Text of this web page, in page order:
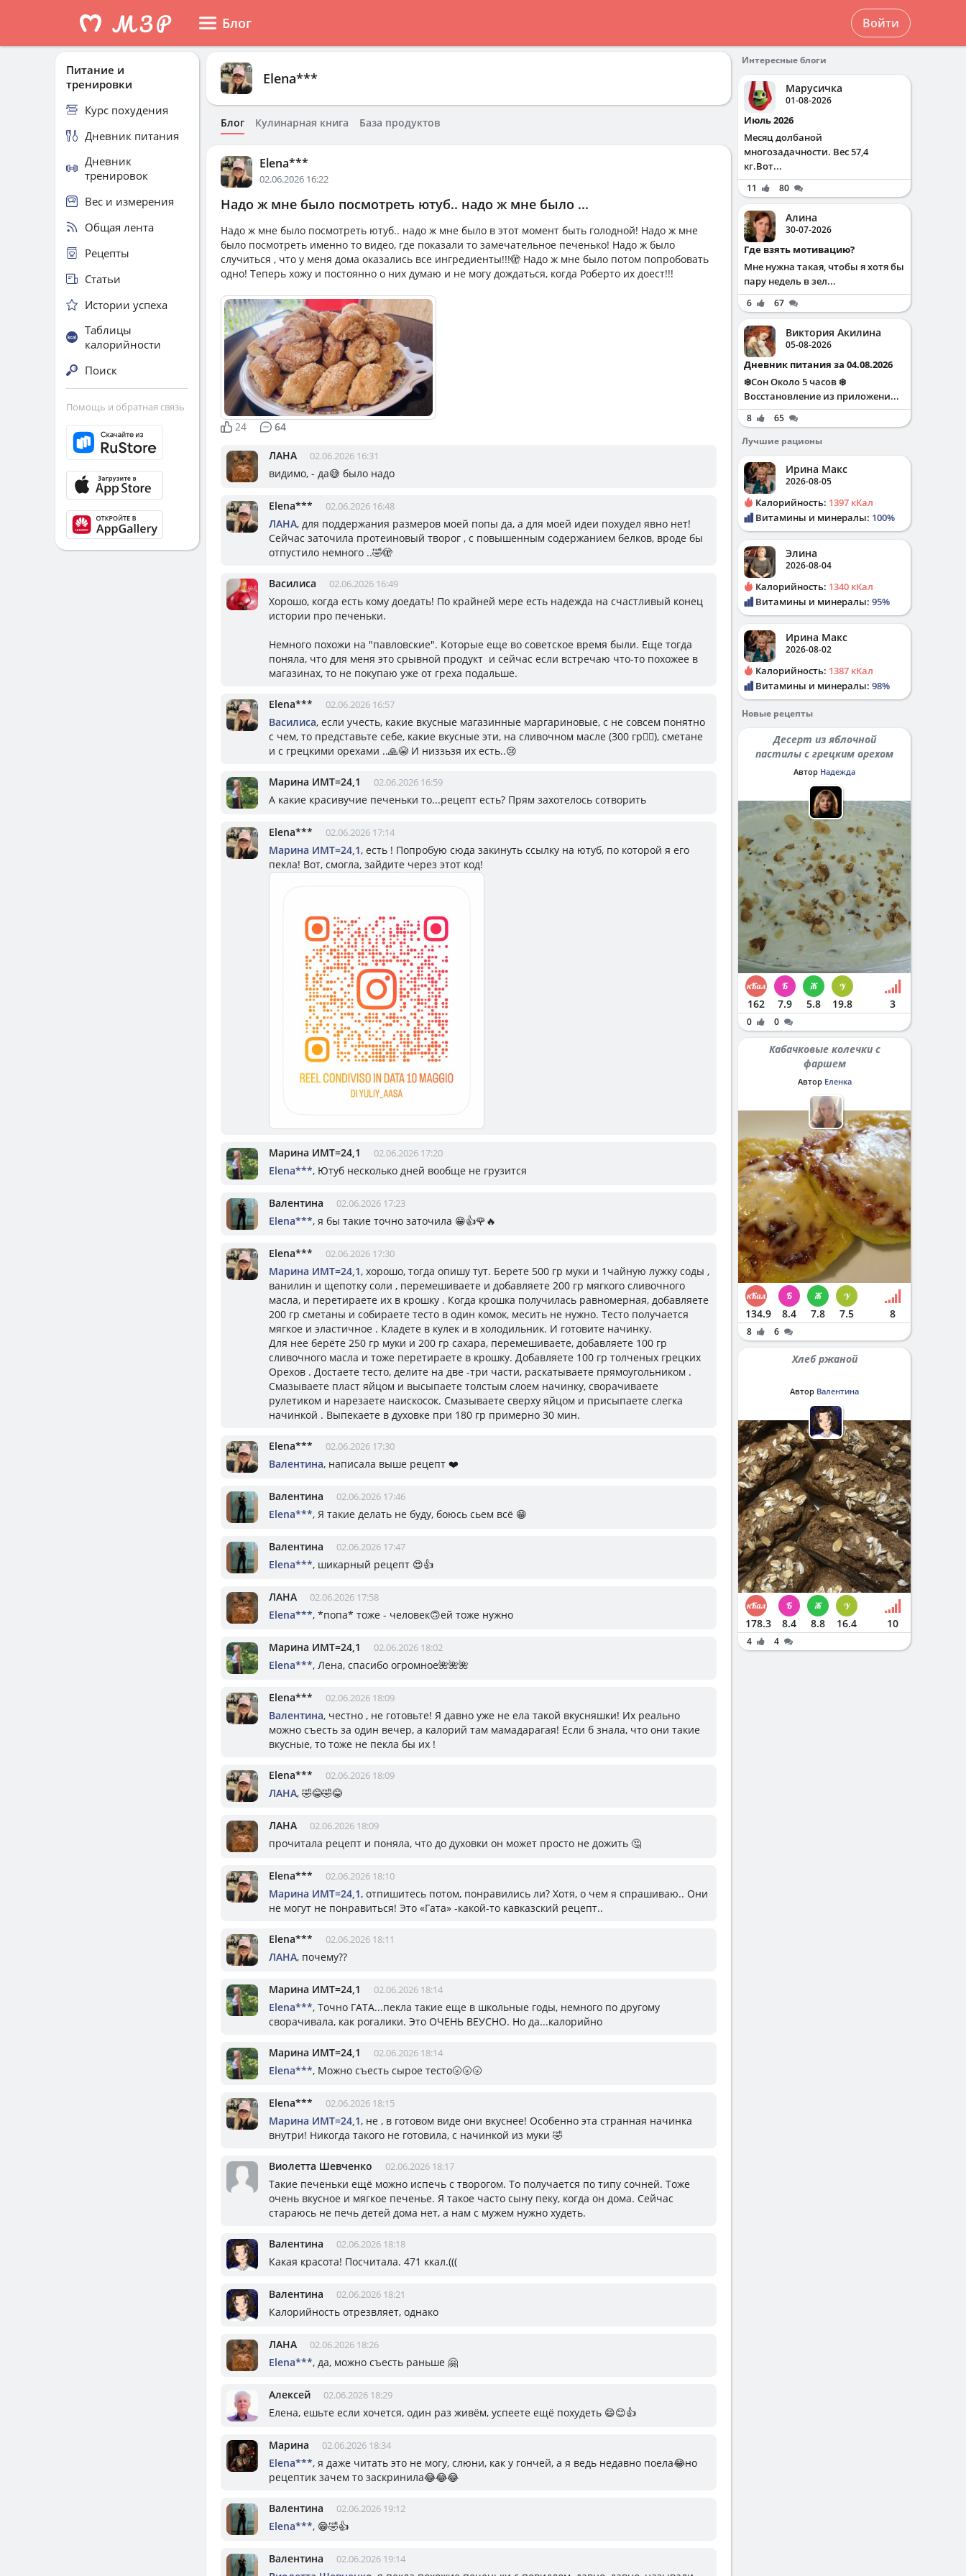
Блог Войти
Elena***
Блог Кулинарная книга База продуктов
Elena***
02.06.2026 16:22
Надо ж мне было посмотреть ютуб.. надо ж мне было ...
Надо ж мне было посмотреть ютуб.. надо ж мне было в этот момент быть голодной! Надо ж мне
было посмотреть именно то видео, где показали то замечательное печенько! Надо ж было
случиться , что у меня дома оказались все ингредиенты!!!🫣 Надо ж мне было потом попробовать
одно! Теперь хожу и постоянно о них думаю и не могу дождаться, когда Роберто их доест!!!
24 64
ЛАНА 02.06.2026 16:31
видимо, - да😅 было надо
Elena*** 02.06.2026 16:48
ЛАНА, для поддержания размеров моей попы да, а для моей идеи похудел явно нет!
Сейчас заточила протеиновый творог , с повышенным содержанием белков, вроде бы
отпустило немного ..🤣🫣
Василиса 02.06.2026 16:49
Хорошо, когда есть кому доедать! По крайней мере есть надежда на счастливый конец
истории про печеньки.
Немного похожи на "павловские". Которые еще во советское время были. Еще тогда
поняла, что для меня это срывной продукт и сейчас если встречаю что-то похожее в
магазинах, то не покупаю уже от греха подальше.
Elena*** 02.06.2026 16:57
Василиса, если учесть, какие вкусные магазинные маргариновые, с не совсем понятно
с чем, то представьте себе, какие вкусные эти, на сливочном масле (300 гр🤦‍♀️), сметане
и с грецкими орехами ..🙏😭 И низзьзя их есть..😢
Марина ИМТ=24,1 02.06.2026 16:59
А какие красивучие печеньки то...рецепт есть? Прям захотелось сотворить
Elena*** 02.06.2026 17:14
Марина ИМТ=24,1, есть ! Попробую сюда закинуть ссылку на ютуб, по которой я его
пекла! Вот, смогла, зайдите через этот код!
Марина ИМТ=24,1 02.06.2026 17:20
Elena***, Ютуб несколько дней вообще не грузится
Валентина 02.06.2026 17:23
Elena***, я бы такие точно заточила 😁👍🌹🔥
Elena*** 02.06.2026 17:30
Марина ИМТ=24,1, хорошо, тогда опишу тут. Берете 500 гр муки и 1чайную лужку соды ,
ванилин и щепотку соли , перемешиваете и добавляете 200 гр мягкого сливочного
масла, и перетираете их в крошку . Когда крошка получилась равномерная, добавляете
200 гр сметаны и собираете тесто в один комок, месить не нужно. Тесто получается
мягкое и эластичное . Кладете в кулек и в холодильник. И готовите начинку.
Для нее берёте 250 гр муки и 200 гр сахара, перемешиваете, добавляете 100 гр
сливочного масла и тоже перетираете в крошку. Добавляете 100 гр толченых грецких
Орехов . Достаете тесто, делите на две -три части, раскатываете прямоугольником .
Смазываете пласт яйцом и высыпаете толстым слоем начинку, сворачиваете
рулетиком и нарезаете наискосок. Смазываете сверху яйцом и присыпаете слегка
начинкой . Выпекаете в духовке при 180 гр примерно 30 мин.
Elena*** 02.06.2026 17:30
Валентина, написала выше рецепт ❤️
Валентина 02.06.2026 17:46
Elena***, Я такие делать не буду, боюсь сьем всё 😁
Валентина 02.06.2026 17:47
Elena***, шикарный рецепт 😍👍
ЛАНА 02.06.2026 17:58
Elena***, *попа* тоже - человек🙃ей тоже нужно
Марина ИМТ=24,1 02.06.2026 18:02
Elena***, Лена, спасибо огромное🌺🌺🌺
Elena*** 02.06.2026 18:09
Валентина, честно , не готовьте! Я давно уже не ела такой вкусняшки! Их реально
можно съесть за один вечер, а калорий там мамадарагая! Если б знала, что они такие
вкусные, то тоже не пекла бы их !
Elena*** 02.06.2026 18:09
ЛАНА, 🤣😂🤣😂
ЛАНА 02.06.2026 18:09
прочитала рецепт и поняла, что до духовки он может просто не дожить 🤔
Elena*** 02.06.2026 18:10
Марина ИМТ=24,1, отпишитесь потом, понравились ли? Хотя, о чем я спрашиваю.. Они
не могут не понравиться! Это «Гата» -какой-то кавказский рецепт..
Elena*** 02.06.2026 18:11
ЛАНА, почему??
Марина ИМТ=24,1 02.06.2026 18:14
Elena***, Точно ГАТА...пекла такие еще в школьные годы, немного по другому
сворачивала, как рогалики. Это ОЧЕНЬ ВЕУСНО. Но да...калорийно
Марина ИМТ=24,1 02.06.2026 18:14
Elena***, Можно съесть сырое тесто🌝🌝🌝
Elena*** 02.06.2026 18:15
Марина ИМТ=24,1, не , в готовом виде они вкуснее! Особенно эта странная начинка
внутри! Никогда такого не готовила, с начинкой из муки 🤣
Виолетта Шевченко 02.06.2026 18:17
Такие печеньки ещё можно испечь с творогом. То получается по типу сочней. Тоже
очень вкусное и мягкое печенье. Я такое часто сыну пеку, когда он дома. Сейчас
стараюсь не печь детей дома нет, а нам с мужем нужно худеть.
Валентина 02.06.2026 18:18
Какая красота! Посчитала. 471 ккал.(((
Валентина 02.06.2026 18:21
Калорийность отрезвляет, однако
ЛАНА 02.06.2026 18:26
Elena***, да, можно съесть раньше 🤗
Алексей 02.06.2026 18:29
Елена, ешьте если хочется, один раз живём, успеете ещё похудеть 😄😊👍
Марина 02.06.2026 18:34
Elena***, я даже читать это не могу, слюни, как у гончей, а я ведь недавно поела😂но
рецептик зачем то заскринила😂😂😂
Валентина 02.06.2026 19:12
Elena***, 😁🤣👍
Валентина 02.06.2026 19:14
Питание и
тренировки
Курс похудения
Дневник питания
Дневник
тренировок
Вес и измерения
Общая лента
Рецепты
Статьи
Истории успеха
Таблицы
калорийности
Поиск
Помощь и обратная связь
Интересные блоги
Марусичка
01-08-2026
Июль 2026
Месяц долбаной
многозадачности. Вес 57,4
кг.Вот...
11 80
Алина
30-07-2026
Где взять мотивацию?
Мне нужна такая, чтобы я хотя бы
пару недель в зел...
6 67
Виктория Акилина
05-08-2026
Дневник питания за 04.08.2026
❄️Сон Около 5 часов ❄️
Восстановление из приложени...
8
65
Лучшие рационы
Ирина Макс
2026-08-05
Калорийность: 1397 кКал
Витамины и минералы: 100%
Элина
2026-08-04
Калорийность: 1340 кКал
Витамины и минералы: 95%
Ирина Макс
2026-08-02
Калорийность: 1387 кКал
Витамины и минералы: 98%
Новые рецепты
Десерт из яблочной
пастилы с грецким орехом
Автор Надежда
162 7.9 5.8 19.8 3
0 0
Кабачковые колечки с
фаршем
Автор Еленка
134.9 8.4 7.8 7.5 8
8 6
Хлеб ржаной
Автор Валентина
178.3 8.4 8.8 16.4 10
4 4